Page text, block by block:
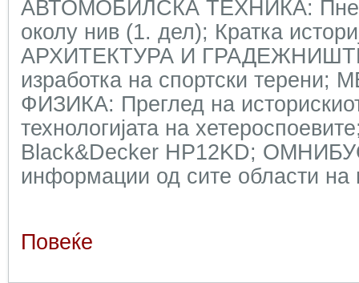
АВТОМОБИЛСКА ТЕХНИКА:
околу нив (1. дел); Кратка
АРХИТЕКТУРА И
изработка на спортски
ФИЗИКА: Преглед на
технологијата на
Black&Decker HP12KD;
информации од сите области на
Повеќе